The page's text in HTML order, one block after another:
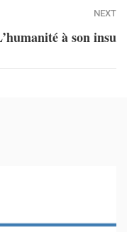
NEXT
à son insu